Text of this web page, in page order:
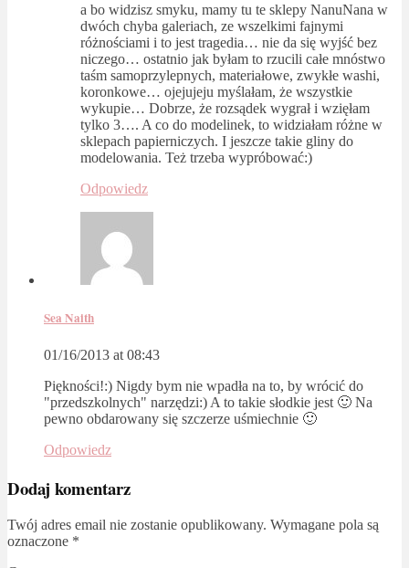
a bo widzisz smyku, mamy tu te sklepy NanuNana w
dwóch chyba galeriach, ze wszelkimi fajnymi
różnościami i to jest tragedia… nie da się wyjść bez
niczego… ostatnio jak byłam to rzucili całe mnóstwo
taśm samoprzylepnych, materiałowe, zwykłe washi,
koronkowe… ojejujeju myślałam, że wszystkie
wykupie… Dobrze, że rozsądek wygrał i wzięłam
tylko 3…. A co do modelinek, to widziałam różne w
sklepach papierniczych. I jeszcze takie gliny do
modelowania. Też trzeba wypróbować:)
Odpowiedz
Sea Naith
01/16/2013 at 08:43
Piękności!:) Nigdy bym nie wpadła na to, by wrócić do
"przedszkolnych" narzędzi:) A to takie słodkie jest 🙂 Na
pewno obdarowany się szczerze uśmiechnie 🙂
Odpowiedz
Dodaj komentarz
Twój adres email nie zostanie opublikowany. Wymagane pola są
oznaczone *